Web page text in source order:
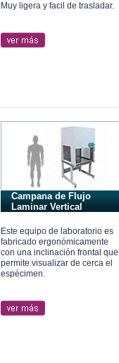
Muy ligera y facil de trasladar.
Campana de Flujo
Laminar Vertical
Este equipo de laboratorio es
fabricado ergonómicamente
con una inclinación frontal que
permite visualizar de cerca el
espécimen.